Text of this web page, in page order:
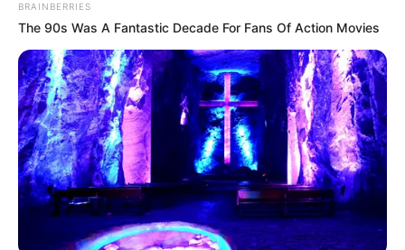
África: Camerún, Ghana, Marruecos, Senegal y Túnez.
América del Sur:Argentina, Brasil, Ecuador y Uruguay.
América del Norte y Central:Canadá, Estados Unidos,
México y Costa Rica.
Asia:Qatar (país anfitrión) Arabia Saudita, Corea del Sur,
Irán, Japón y Australia.
Inglaterra, Alemania, Bélgica, Croacia,
BRAINBERRIES
The 90s Was A Fantastic Decade For Fans Of Action Movies